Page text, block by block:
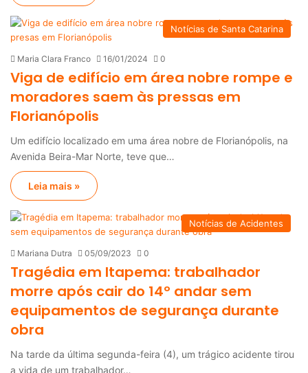
Notícias de Santa Catarina
Maria Clara Franco 16/01/2024 0
Viga de edifício em área nobre rompe e
moradores saem às pressas em
Florianópolis
Um edifício localizado em uma área nobre de Florianópolis, na
Avenida Beira-Mar Norte, teve que…
Leia mais »
Notícias de Acidentes
Mariana Dutra 05/09/2023 0
Tragédia em Itapema: trabalhador
morre após cair do 14º andar sem
equipamentos de segurança durante
obra
Na tarde da última segunda-feira (4), um trágico acidente tirou
a vida de um trabalhador…